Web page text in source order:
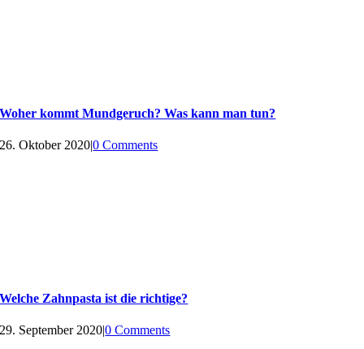
Woher kommt Mundgeruch? Was kann man tun?
26. Oktober 2020|0 Comments
Welche Zahnpasta ist die richtige?
29. September 2020|0 Comments